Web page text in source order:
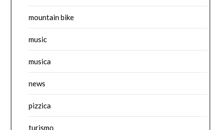
mountain bike
music
musica
news
pizzica
turismo